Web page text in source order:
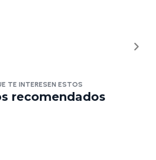
TE INTERESEN ESTOS
recomendados